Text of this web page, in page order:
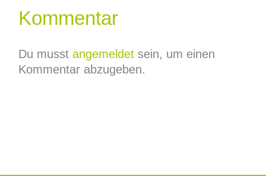
Kommentar
Du musst angemeldetsein, um einen
Kommentar abzugeben.